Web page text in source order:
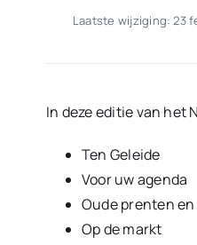
Laatste wijziging: 23
In deze editie van het
Ten Geleide
Voor uw agenda
Oude prenten
Op de markt